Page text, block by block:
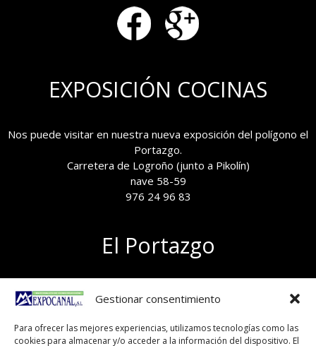
Gestionar consentimiento
Para ofrecer las mejores experiencias, utilizamos tecnologías como las
cookies para almacenar y/o acceder a la información del dispositivo. El
EXPOSICIÓN COCINAS
Nos puede visitar en nuestra nueva exposición del polígono el
Portazgo.
Carretera de Logroño (junto a Pikolín)
nave 58-59
976 24 96 83
El Portazgo
Polígono el Portazgo, nave 59
50011 Zaragoza
Tel 976 24 96 83